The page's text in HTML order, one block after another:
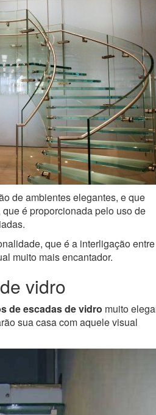
de ambientes elegantes, e que
é proporcionada pelo uso de
que é a interligação
muito mais encantador.
vidro
de escadas de vidro muito
sua casa com aquele visual